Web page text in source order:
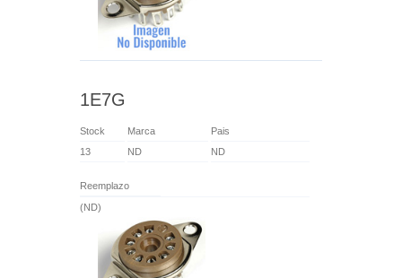
1E7G
Stock Marca
Pais
13
ND ND
Reemplazo
(ND)